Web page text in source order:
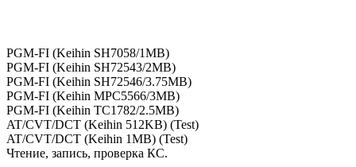
PGM-FI (Keihin SH7058/1MB)
PGM-FI (Keihin SH72543/2MB)
PGM-FI (Keihin SH72546/3.75MB)
PGM-FI (Keihin MPC5566/3MB)
PGM-FI (Keihin TC1782/2.5MB)
AT/CVT/DCT (Keihin 512KB) (Test)
AT/CVT/DCT (Keihin 1MB) (Test)
Чтение, запись, проверка КС.